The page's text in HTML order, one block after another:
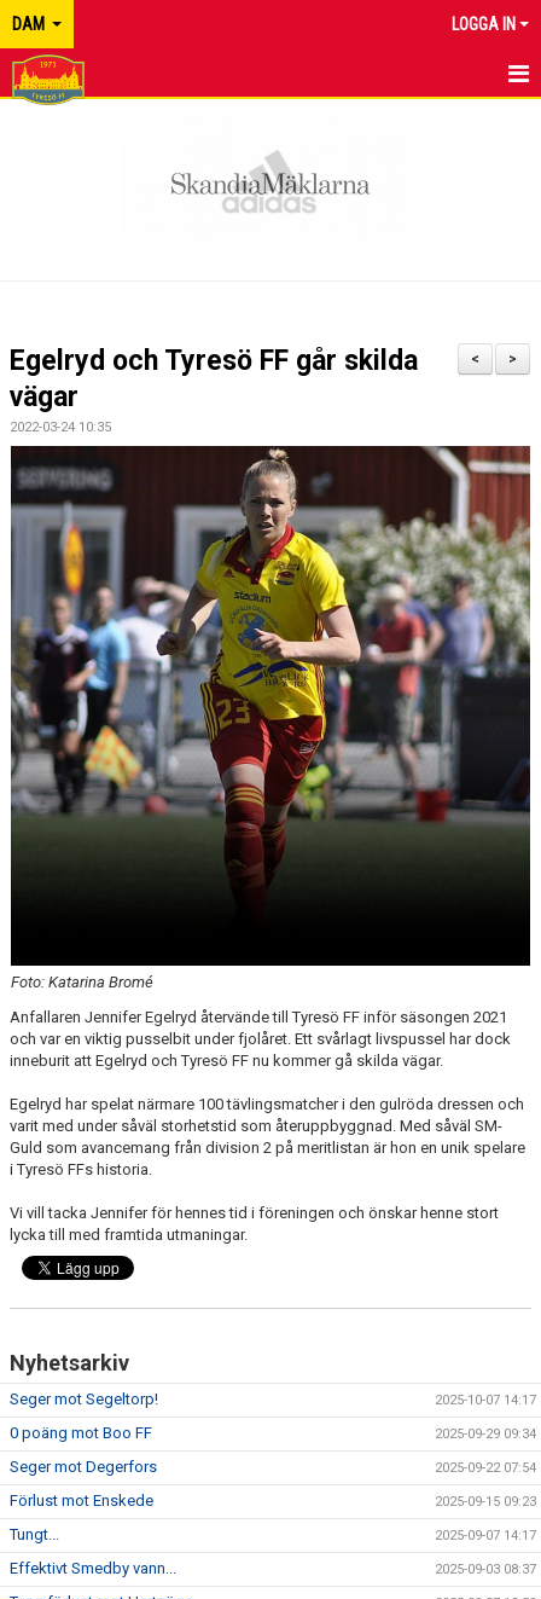
DAM LOGGA IN
BILDGALLERI
DOKUMENT
KONTAKT
>
<
Egelryd och Tyresö FF går skilda
vägar
2022-03-24 10:35
Foto: Katarina Bromé
Anfallaren Jennifer Egelryd återvände till Tyresö FF inför säsongen 2021
och var en viktig pusselbit under fjolåret. Ett svårlagt livspussel har dock
inneburit att Egelryd och Tyresö FF nu kommer gå skilda vägar.
Egelryd har spelat närmare 100 tävlingsmatcher i den gulröda dressen och
varit med under såväl storhetstid som återuppbyggnad. Med såväl SM-
Guld som avancemang från division 2 på meritlistan är hon en unik spelare
i Tyresö FFs historia.
Vi vill tacka Jennifer för hennes tid i föreningen och önskar henne stort
lycka till med framtida utmaningar.
Nyhetsarkiv
Seger mot Segeltorp! 2025-10-07 14:17
0 poäng mot Boo FF 2025-09-29 09:34
Seger mot Degerfors 2025-09-22 07:54
Förlust mot Enskede 2025-09-15 09:23
Tungt... 2025-09-07 14:17
Effektivt Smedby vann... 2025-09-03 08:37